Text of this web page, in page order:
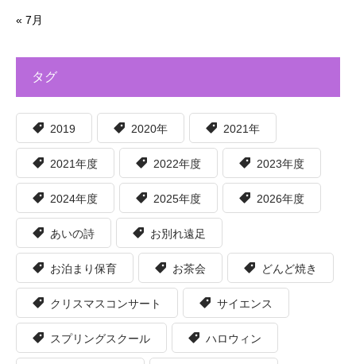
« 7月
タグ
2019 2020年 2021年
2021年度 2022年度 2023年度
2024年度 2025年度 2026年度
あいの詩 お別れ遠足
お泊まり保育 お茶会 どんど焼き
クリスマスコンサート サイエンス
スプリングスクール ハロウィン